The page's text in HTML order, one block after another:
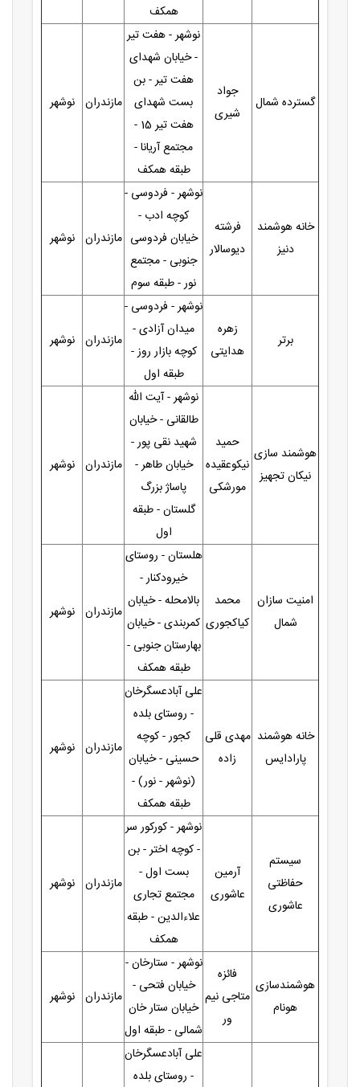
همکف
گسترده شمال
جواد
شیری
نوشهر - هفت تیر
- خیابان شهدای
هفت تیر - بن
بست شهدای
هفت تیر 15 -
مجتمع آریانا -
طبقه همکف
مازندران نوشهر
خانه هوشمند
دنیز
فرشته
دیوسالار
نوشهر - فردوسی -
کوچه ادب -
خیابان فردوسی
جنوبی - مجتمع
نور - طبقه سوم
مازندران نوشهر
برتر
زهره
هدایتی
نوشهر - فردوسی -
میدان آزادی -
کوچه بازار روز -
طبقه اول
مازندران نوشهر
هوشمند سازی
نیکان تجهیز
حمید
نیکوعقیده
مورشکی
نوشهر - آیت الله
طالقانی - خیابان
شهید نقی پور -
خیابان طاهر -
پاساژ بزرگ
گلستان - طبقه
اول
مازندران نوشهر
امنیت سازان
شمال
محمد
کیاکجوری
هلستان - روستای
خیرودکنار -
بالامحله - خیابان
کمربندی - خیابان
بهارستان جنوبی -
طبقه همکف
مازندران نوشهر
خانه هوشمند
پارادایس
مهدی قلی
زاده
علی آبادعسگرخان
- روستای بلده
کجور - کوچه
حسینی - خیابان
(نوشهر - نور) -
طبقه همکف
مازندران نوشهر
سیستم
حفاظتی
عاشوری
آرمین
عاشوری
نوشهر - کورکور سر
- کوچه اختر - بن
بست اول -
مجتمع تجاری
علاءالدین - طبقه
همکف
مازندران نوشهر
هوشمندسازی
هونام
فائزه
متاجی نیم
ور
نوشهر - ستارخان -
خیابان فتحی -
خیابان ستار خان
شمالی - طبقه اول
مازندران نوشهر
علی آبادعسگرخان
- روستای بلده